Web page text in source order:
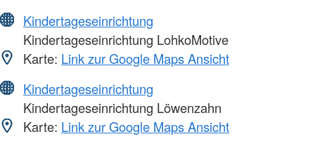
Kindertageseinrichtung
Kindertageseinrichtung LohkoMotive
Karte: Link zur Google Maps Ansicht
Kindertageseinrichtung
Kindertageseinrichtung Löwenzahn
Karte: Link zur Google Maps Ansicht